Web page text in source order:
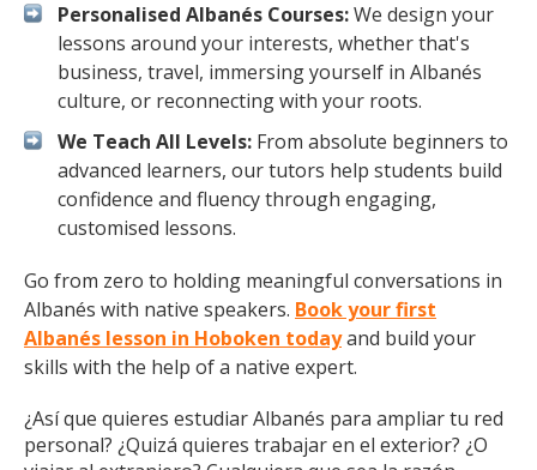
Personalised Albanés Courses:We design your
lessons around your interests, whether that's
business, travel, immersing yourself in Albanés
culture, or reconnecting with your roots.
We Teach All Levels: From absolute beginners to
advanced learners, our tutors help students build
confidence and fluency through engaging,
customised lessons.
Go from zero to holding meaningful conversations in
Albanés with native speakers. Book your first
Albanés lesson in Hoboken todayand build your
skills with the help of a native expert.
¿Así que quieres estudiar Albanés para ampliar tu red
personal? ¿Quizá quieres trabajar en el exterior? ¿O